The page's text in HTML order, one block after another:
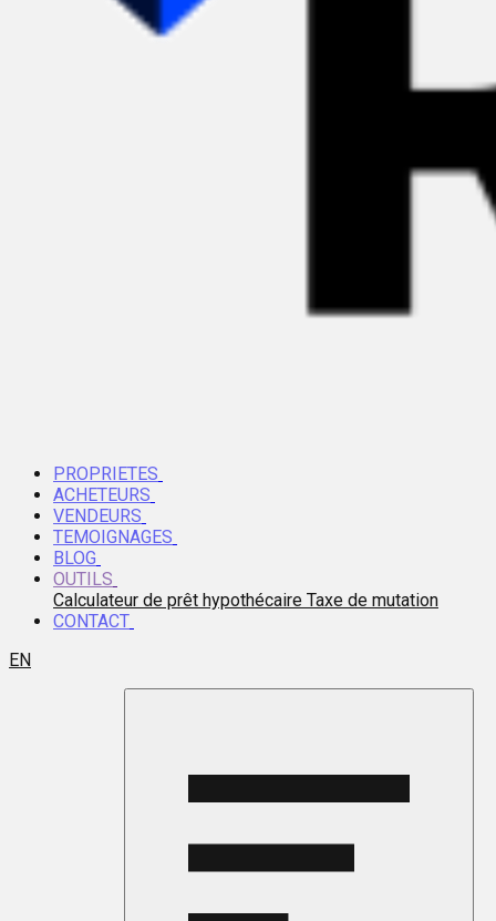
PROPRIETES
ACHETEURS
VENDEURS
TEMOIGNAGES
BLOG
OUTILS
Calculateur de prêt hypothécaire Taxe de mutation
CONTACT
EN